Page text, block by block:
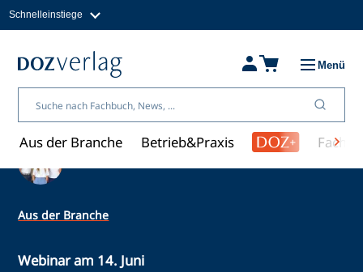
Inhalt
Schnelleinstiege
Fachbücher & Shop
Über uns
Menü
Aus der Branche Betrieb&Praxis
Aus der Branche
Webinar am 14. Juni